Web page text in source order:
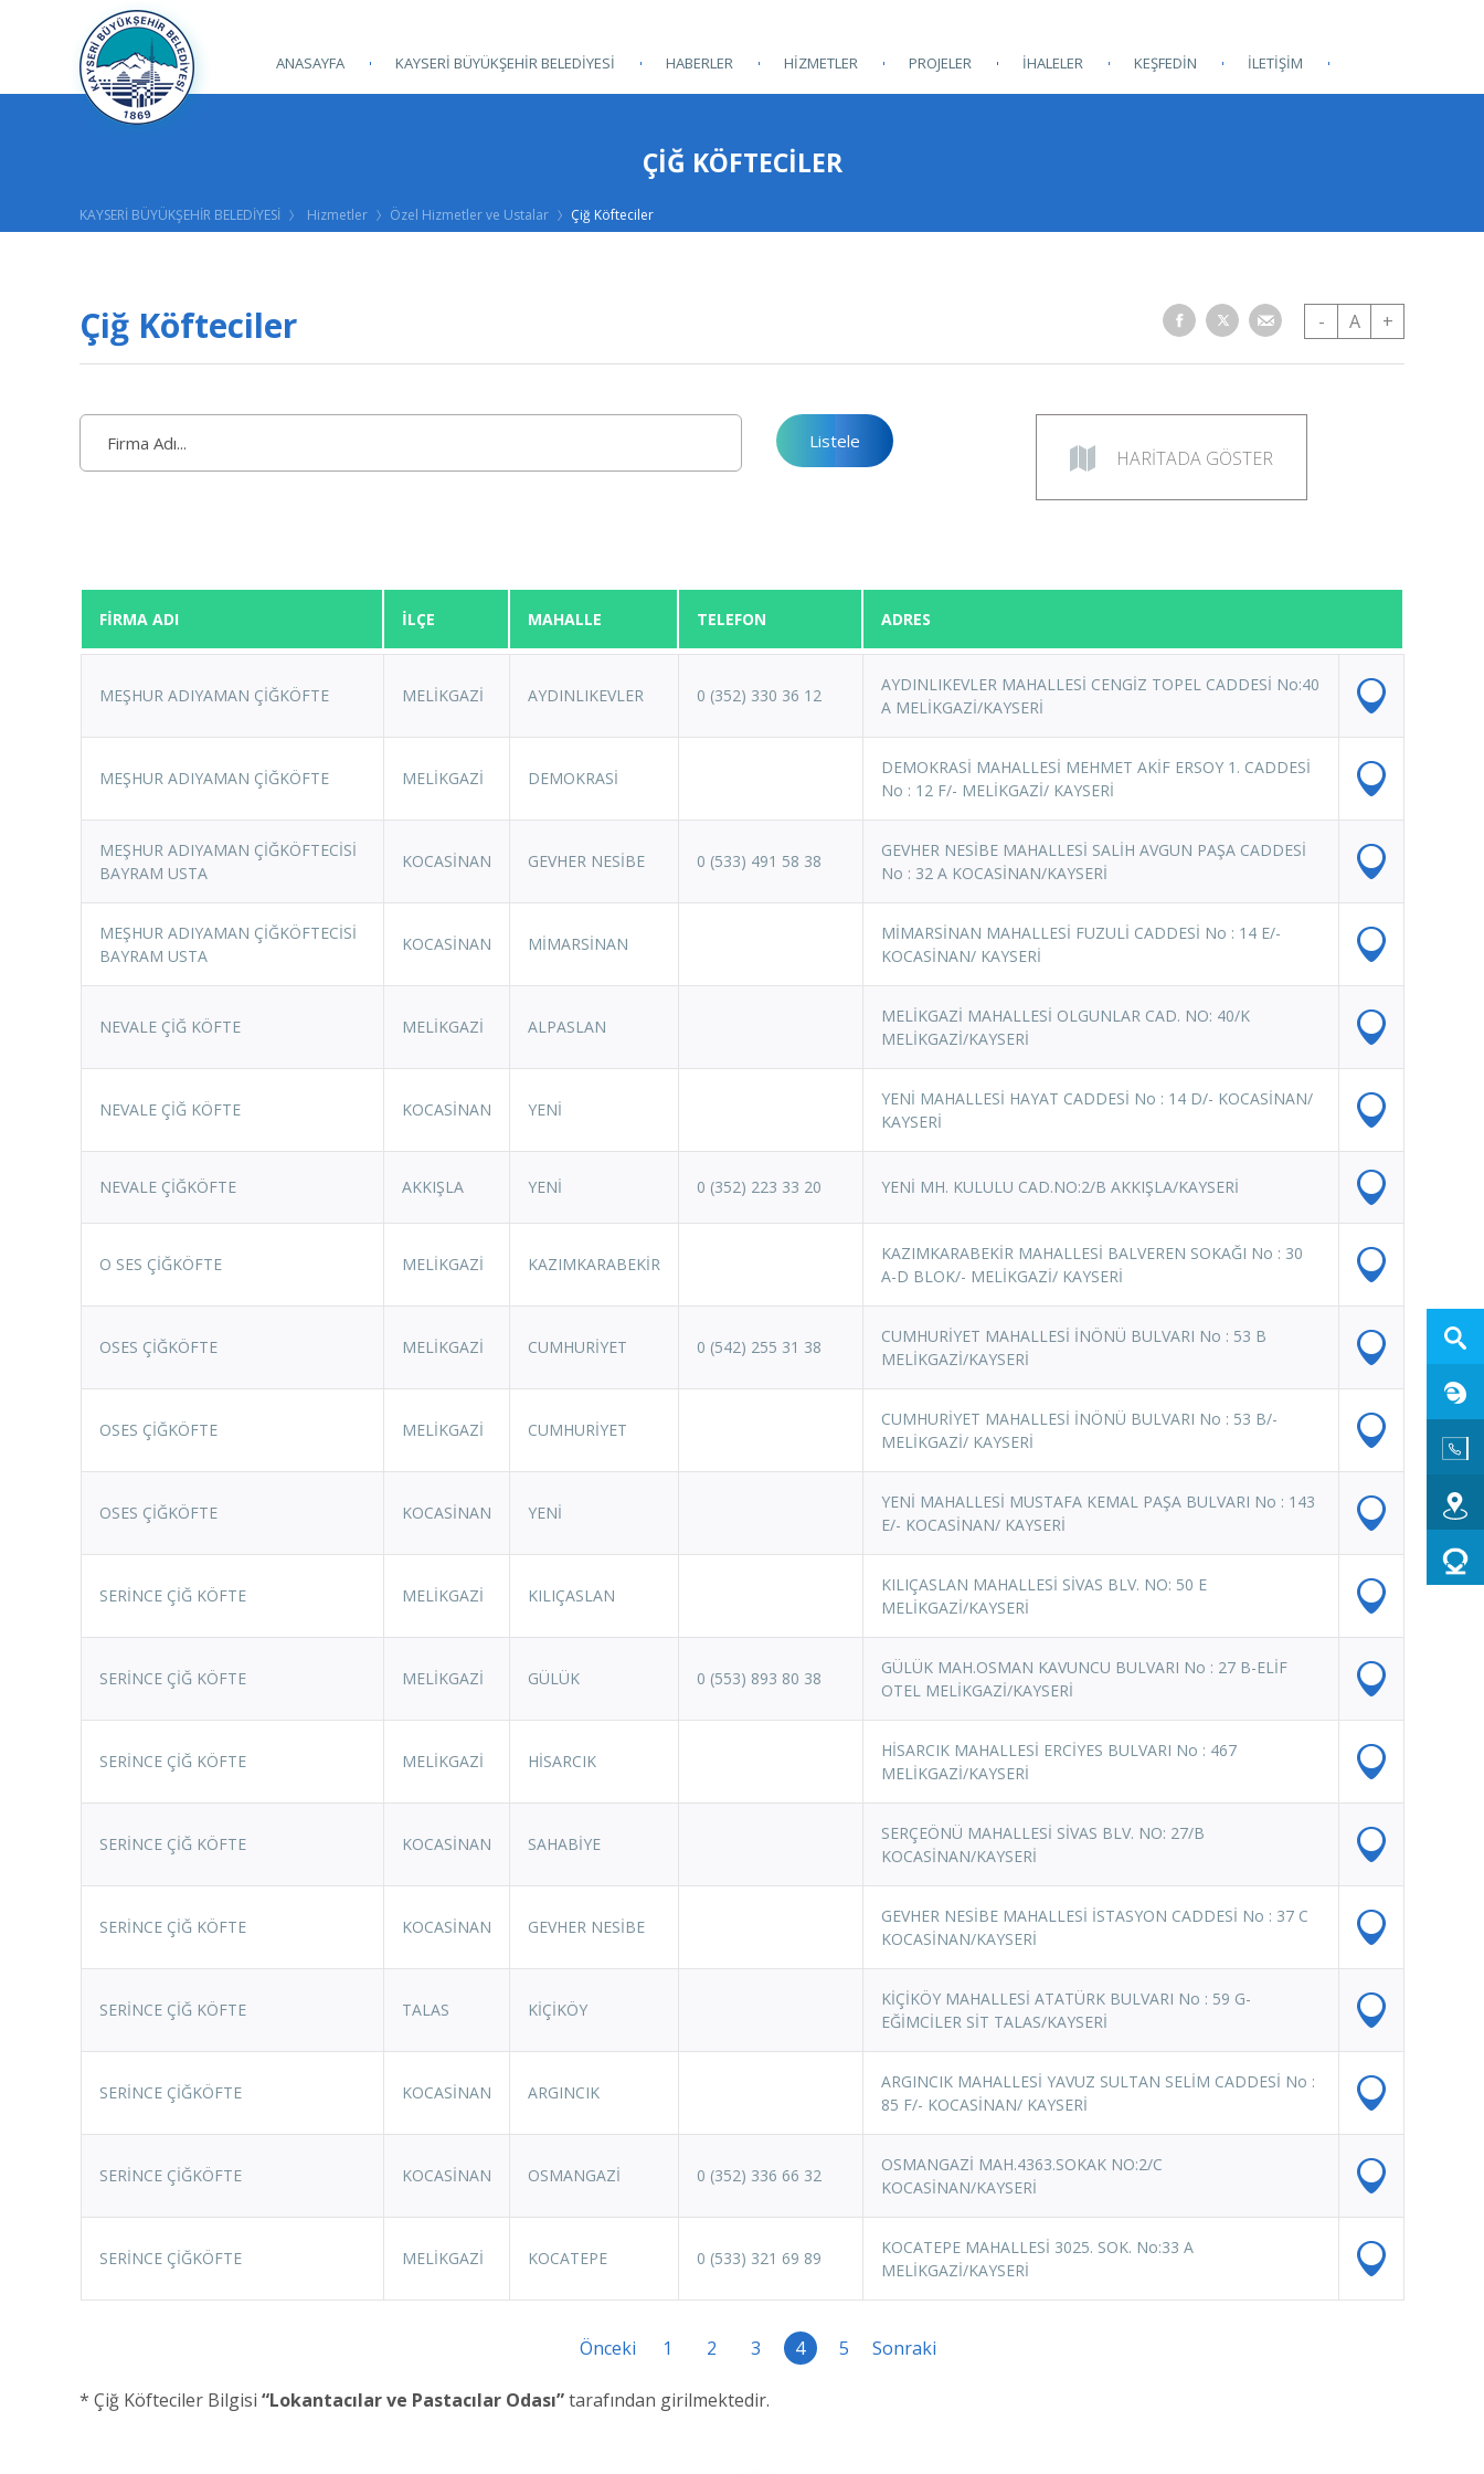
ANASAYFA KAYSERİ BÜYÜKŞEHİR BELEDİYESİ HABERLER HİZMETLER PROJELER İHALELER KEŞFEDİN İLETİŞİM
ÇIĞ KÖFTECILER
KAYSERİ BÜYÜKŞEHİR BELEDİYESİ Hizmetler Özel Hizmetler ve Ustalar Çiğ Köfteciler
Çiğ Köfteciler - A +
HARİTADA GÖSTER
FİRMA ADI İLÇE MAHALLE TELEFON ADRES
MEŞHUR ADIYAMAN ÇİĞKÖFTE MELİKGAZİ AYDINLIKEVLER 0 (352) 330 36 12
AYDINLIKEVLER MAHALLESİ CENGİZ TOPEL CADDESİ No:40
A MELİKGAZİ/KAYSERİ
MEŞHUR ADIYAMAN ÇİĞKÖFTE MELİKGAZİ DEMOKRASİ
DEMOKRASİ MAHALLESİ MEHMET AKİF ERSOY 1. CADDESİ
No : 12 F/- MELİKGAZİ/ KAYSERİ
MEŞHUR ADIYAMAN ÇİĞKÖFTECİSİ
BAYRAM USTA
KOCASİNAN GEVHER NESİBE 0 (533) 491 58 38
GEVHER NESİBE MAHALLESİ SALİH AVGUN PAŞA CADDESİ
No : 32 A KOCASİNAN/KAYSERİ
MEŞHUR ADIYAMAN ÇİĞKÖFTECİSİ
BAYRAM USTA
KOCASİNAN MİMARSİNAN
MİMARSİNAN MAHALLESİ FUZULİ CADDESİ No : 14 E/-
KOCASİNAN/ KAYSERİ
NEVALE ÇİĞ KÖFTE MELİKGAZİ ALPASLAN
MELİKGAZİ MAHALLESİ OLGUNLAR CAD. NO: 40/K
MELİKGAZİ/KAYSERİ
NEVALE ÇİĞ KÖFTE KOCASİNAN YENİ
YENİ MAHALLESİ HAYAT CADDESİ No : 14 D/- KOCASİNAN/
KAYSERİ
NEVALE ÇİĞKÖFTE AKKIŞLA YENİ 0 (352) 223 33 20 YENİ MH. KULULU CAD.NO:2/B AKKIŞLA/KAYSERİ
O SES ÇİĞKÖFTE MELİKGAZİ KAZIMKARABEKİR
KAZIMKARABEKİR MAHALLESİ BALVEREN SOKAĞI No : 30
A-D BLOK/- MELİKGAZİ/ KAYSERİ
OSES ÇİĞKÖFTE MELİKGAZİ CUMHURİYET 0 (542) 255 31 38
CUMHURİYET MAHALLESİ İNÖNÜ BULVARI No : 53 B
MELİKGAZİ/KAYSERİ
OSES ÇİĞKÖFTE MELİKGAZİ CUMHURİYET
CUMHURİYET MAHALLESİ İNÖNÜ BULVARI No : 53 B/-
MELİKGAZİ/ KAYSERİ
OSES ÇİĞKÖFTE KOCASİNAN YENİ
YENİ MAHALLESİ MUSTAFA KEMAL PAŞA BULVARI No : 143
E/- KOCASİNAN/ KAYSERİ
SERİNCE ÇİĞ KÖFTE MELİKGAZİ KILIÇASLAN
KILIÇASLAN MAHALLESİ SİVAS BLV. NO: 50 E
MELİKGAZİ/KAYSERİ
SERİNCE ÇİĞ KÖFTE MELİKGAZİ GÜLÜK 0 (553) 893 80 38
GÜLÜK MAH.OSMAN KAVUNCU BULVARI No : 27 B-ELİF
OTEL MELİKGAZİ/KAYSERİ
SERİNCE ÇİĞ KÖFTE MELİKGAZİ HİSARCIK
HİSARCIK MAHALLESİ ERCİYES BULVARI No : 467
MELİKGAZİ/KAYSERİ
SERİNCE ÇİĞ KÖFTE KOCASİNAN SAHABİYE
SERÇEÖNÜ MAHALLESİ SİVAS BLV. NO: 27/B
KOCASİNAN/KAYSERİ
SERİNCE ÇİĞ KÖFTE KOCASİNAN GEVHER NESİBE
GEVHER NESİBE MAHALLESİ İSTASYON CADDESİ No : 37 C
KOCASİNAN/KAYSERİ
SERİNCE ÇİĞ KÖFTE TALAS KİÇİKÖY
KİÇİKÖY MAHALLESİ ATATÜRK BULVARI No : 59 G-
EĞİMCİLER SİT TALAS/KAYSERİ
SERİNCE ÇİĞKÖFTE KOCASİNAN ARGINCIK
ARGINCIK MAHALLESİ YAVUZ SULTAN SELİM CADDESİ No :
85 F/- KOCASİNAN/ KAYSERİ
SERİNCE ÇİĞKÖFTE KOCASİNAN OSMANGAZİ 0 (352) 336 66 32
OSMANGAZİ MAH.4363.SOKAK NO:2/C
KOCASİNAN/KAYSERİ
SERİNCE ÇİĞKÖFTE MELİKGAZİ KOCATEPE 0 (533) 321 69 89
KOCATEPE MAHALLESİ 3025. SOK. No:33 A
MELİKGAZİ/KAYSERİ
Önceki 1 2 3 4 5 Sonraki
* Çiğ Köfteciler Bilgisi “Lokantacılar ve Pastacılar Odası”tarafından girilmektedir.